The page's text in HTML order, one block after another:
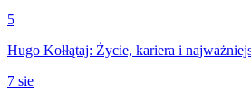
5
Hugo Kołłątaj: Życie, kariera i
7 sie